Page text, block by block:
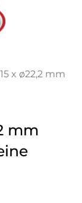
x ø22,2 mm
mm